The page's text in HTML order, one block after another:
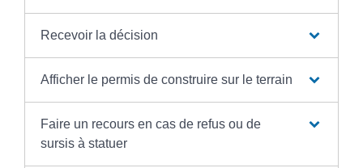
Recevoir la décision
Afficher le permis de construire sur le terrain
Faire un recours en cas de refus ou de
sursis à statuer